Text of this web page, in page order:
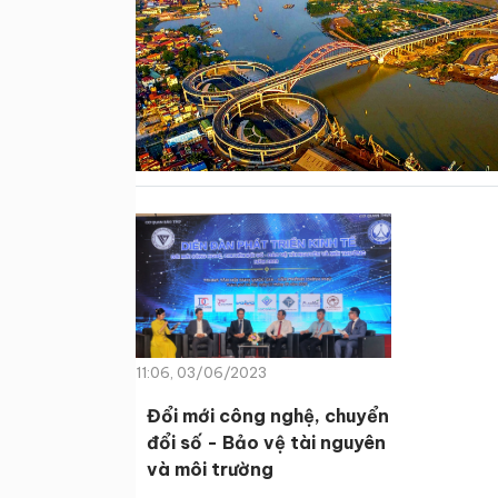
11:06, 03/06/2023
Đổi mới công nghệ, chuyển
đổi số - Bảo vệ tài nguyên
và môi trường